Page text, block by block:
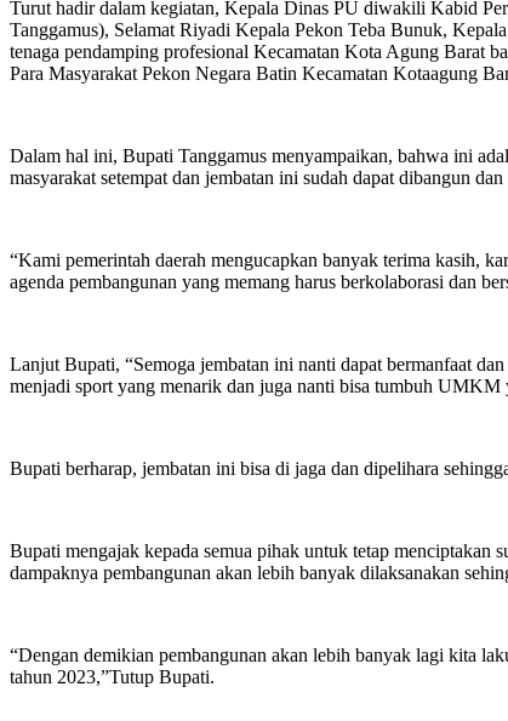
Turut hadir dalam kegiatan, Kepala Dinas PU diwakili Kabid
Tanggamus), Selamat Riyadi Kepala Pekon Teba Bunuk,
tenaga pendamping profesional Kecamatan Kota Agung Barat
Para Masyarakat Pekon Negara Batin Kecamatan Kotaagung
Dalam hal ini, Bupati Tanggamus menyampaikan, bahwa ini
masyarakat setempat dan jembatan ini sudah dapat dibangun dan
“Kami pemerintah daerah mengucapkan banyak terima kasih,
agenda pembangunan yang memang harus berkolaborasi dan
Lanjut Bupati, “Semoga jembatan ini nanti dapat bermanfaat
menjadi sport yang menarik dan juga nanti bisa tumbuh
Bupati berharap, jembatan ini bisa di jaga dan dipelihara
Bupati mengajak kepada semua pihak untuk tetap menciptakan
dampaknya pembangunan akan lebih banyak dilaksanakan
“Dengan demikian pembangunan akan lebih banyak lagi kita
tahun 2023,”Tutup Bupati.